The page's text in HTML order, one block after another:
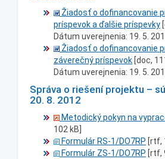
Žiadosť o dofinancovanie
príspevok a ďalšie príspevky
Dátum uverejnenia: 19. 5.
Žiadosť o dofinancovanie
záverečný príspevok [doc,
Dátum uverejnenia: 19. 5.
Správa o riešení projektu –
20. 8. 2012
Metodický pokyn na
102 kB]
Formulár RS-1/DO7RP [rtf,
Formulár ZS-1/DO7RP [rtf,